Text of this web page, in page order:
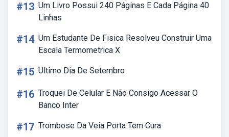
#13 Um Livro Possui 240 Páginas E Cada Página 40
Linhas
#14 Um Estudante De Fisica Resolveu Construir Uma
Escala Termometrica X
#15 Ultimo Dia De Setembro
#16 Troquei De Celular E Não Consigo Acessar O
Banco Inter
#17 Trombose Da Veia Porta Tem Cura